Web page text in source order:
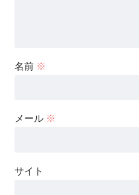
名前 ※
メール ※
サイト